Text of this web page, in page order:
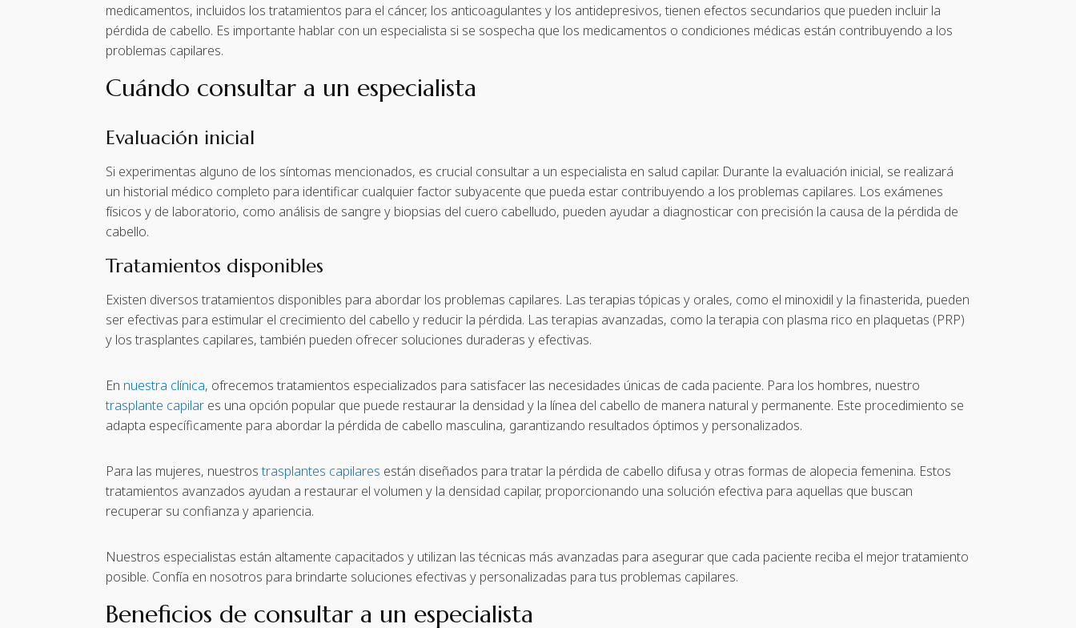
medicamentos, incluidos los tratamientos para el cáncer, los anticoagulantes y los antidepresivos, tienen efectos secundarios que pueden incluir la
pérdida de cabello. Es importante hablar con un especialista si se sospecha que los medicamentos o condiciones médicas están contribuyendo a los
problemas capilares.
Cuándo consultar a un especialista
Evaluación inicial
Si experimentas alguno de los síntomas mencionados, es crucial consultar a un especialista en salud capilar. Durante la evaluación inicial, se realizará
un historial médico completo para identificar cualquier factor subyacente que pueda estar contribuyendo a los problemas capilares. Los exámenes
físicos y de laboratorio, como análisis de sangre y biopsias del cuero cabelludo, pueden ayudar a diagnosticar con precisión la causa de la pérdida de
cabello.
Tratamientos disponibles
Existen diversos tratamientos disponibles para abordar los problemas capilares. Las terapias tópicas y orales, como el minoxidil y la finasterida, pueden
ser efectivas para estimular el crecimiento del cabello y reducir la pérdida. Las terapias avanzadas, como la terapia con plasma rico en plaquetas (PRP)
y los trasplantes capilares, también pueden ofrecer soluciones duraderas y efectivas.
En nuestra clínica, ofrecemos tratamientos especializados para satisfacer las necesidades únicas de cada paciente. Para los hombres, nuestro
trasplante capilar es una opción popular que puede restaurar la densidad y la línea del cabello de manera natural y permanente. Este procedimiento se
adapta específicamente para abordar la pérdida de cabello masculina, garantizando resultados óptimos y personalizados.
Para las mujeres, nuestrostrasplantes capilares están diseñados para tratar la pérdida de cabello difusa y otras formas de alopecia femenina. Estos
tratamientos avanzados ayudan a restaurar el volumen y la densidad capilar, proporcionando una solución efectiva para aquellas que buscan
recuperar su confianza y apariencia.
Nuestros especialistas están altamente capacitados y utilizan las técnicas más avanzadas para asegurar que cada paciente reciba el mejor tratamiento
posible. Confía en nosotros para brindarte soluciones efectivas y personalizadas para tus problemas capilares.
Beneficios de consultar a un especialista